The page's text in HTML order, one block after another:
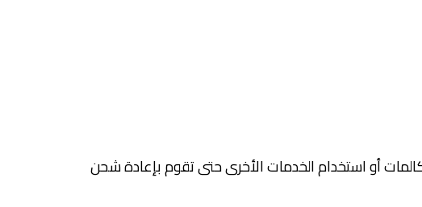
أو استخدام الخدمات الأخرى حتى تقوم بإعادة شحن